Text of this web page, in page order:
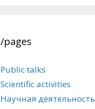
/pages
Public talks
Scientific activities
Научная деятельность